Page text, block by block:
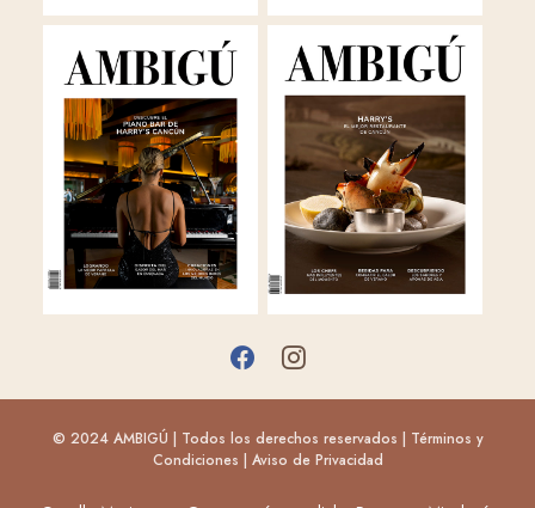
© 2024 AMBIGÚ | Todos los derechos reservados | Términos y
Condiciones | Aviso de Privacidad